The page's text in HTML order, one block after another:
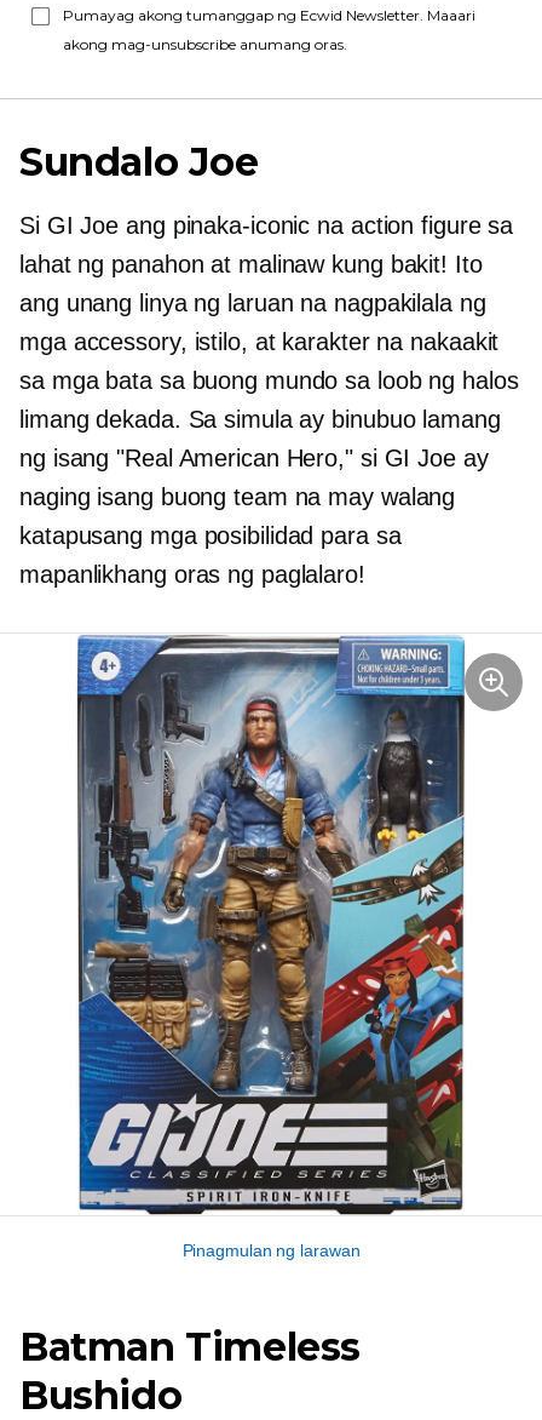
Pumayag akong tumanggap ng Ecwid Newsletter. Maaari
akong mag-unsubscribe anumang oras.
Sundalo Joe
Si GI Joe ang pinaka-iconic na action figure sa
lahat ng panahon at malinaw kung bakit! Ito
ang unang linya ng laruan na nagpakilala ng
mga accessory, istilo, at karakter na nakaakit
sa mga bata sa buong mundo sa loob ng halos
limang dekada. Sa simula ay binubuo lamang
ng isang "Real American Hero," si GI Joe ay
naging isang buong team na may walang
katapusang mga posibilidad para sa
mapanlikhang oras ng paglalaro!
Pinagmulan ng larawan
Batman Timeless
Bushido